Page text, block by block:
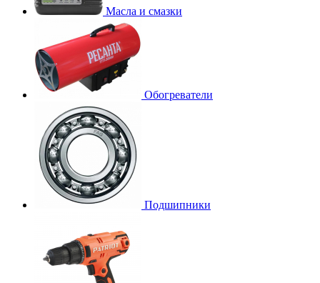
Масла и смазки
Обогреватели
Подшипники